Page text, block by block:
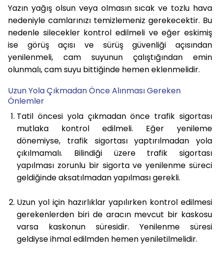
Yazın yağış olsun veya olmasın sıcak ve tozlu hava
nedeniyle camlarınızı temizlemeniz gerekecektir. Bu
nedenle silecekler kontrol edilmeli ve eğer eskimiş
ise görüş açısı ve sürüş güvenliği açısından
yenilenmeli, cam suyunun çalıştığından emin
olunmalı, cam suyu bittiğinde hemen eklenmelidir.
Uzun Yola Çıkmadan Önce Alınması Gereken
Önlemler
Tatil öncesi yola çıkmadan önce trafik sigortası
mutlaka kontrol edilmeli. Eğer yenileme
dönemiyse, trafik sigortası yaptırılmadan yola
çıkılmamalı. Bilindiği üzere trafik sigortası
yapılması zorunlu bir sigorta ve yenilenme süreci
geldiğinde aksatılmadan yapılması gerekli.
Uzun yol için hazırlıklar yapılırken kontrol edilmesi
gerekenlerden biri de aracın mevcut bir kaskosu
varsa kaskonun süresidir. Yenilenme süresi
geldiyse ihmal edilmden hemen yeniletilmelidir.